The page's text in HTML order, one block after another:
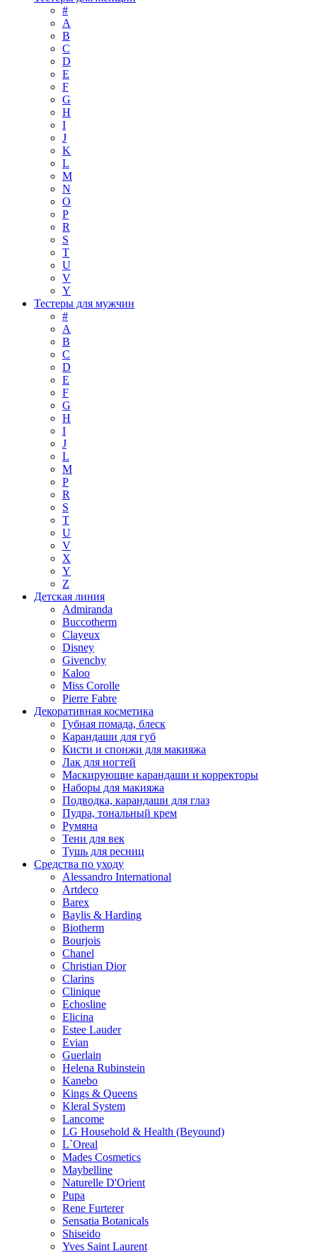
#
A
B
C
D
E
F
G
H
I
J
K
L
M
N
O
P
R
S
T
U
V
Y
Тестеры для мужчин
#
A
B
C
D
E
F
G
H
I
J
L
M
P
R
S
T
U
V
X
Y
Z
Детская линия
Admiranda
Buccotherm
Clayeux
Disney
Givenchy
Kaloo
Miss Corolle
Pierre Fabre
Декоративная косметика
Губная помада, блеск
Карандаши для губ
Кисти и спонжи для макияжа
Лак для ногтей
Маскирующие карандаши и корректоры
Наборы для макияжа
Подводка, карандаши для глаз
Пудра, тональный крем
Румяна
Тени для век
Тушь для ресниц
Средства по уходу
Alessandro International
Artdeco
Barex
Baylis & Harding
Biotherm
Bourjois
Chanel
Christian Dior
Clarins
Clinique
Echosline
Elicina
Estee Lauder
Evian
Guerlain
Helena Rubinstein
Kanebo
Kings & Queens
Kleral System
Lancome
LG Household & Health (Beyound)
L`Oreal
Mades Cosmetics
Maybelline
Naturelle D'Orient
Pupa
Rene Furterer
Sensatia Botanicals
Shiseido
Yves Saint Laurent